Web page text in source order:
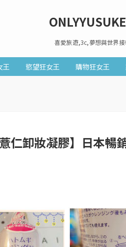
喜愛旅遊,3c,夢想與世界
王 慾望狂女王 購物狂女王
仁卸妝凝膠】日本暢